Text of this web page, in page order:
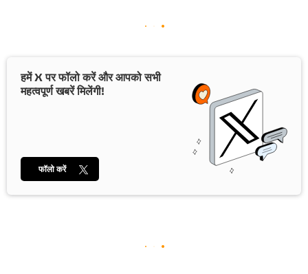
हमें X पर फॉलो करें और आपको सभी
महत्वपूर्ण खबरें मिलेंगी!
फॉलो करें